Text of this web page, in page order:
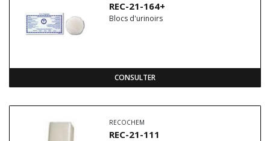
REC-21-164+
Blocs d'urinoirs
CONSULTER
RECOCHEM
REC-21-111